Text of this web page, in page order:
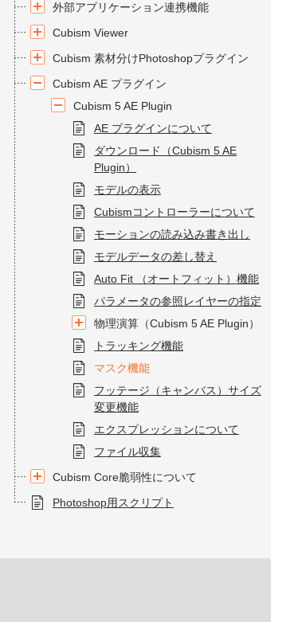
外部アプリケーション連携機能
Cubism Viewer
Cubism 素材分けPhotoshopプラグイン
Cubism AE プラグイン
Cubism 5 AE Plugin
AE プラグインについて
ダウンロード（Cubism 5 AE
Plugin）
モデルの表示
Cubismコントローラーについて
モーションの読み込み書き出し
モデルデータの差し替え
Auto Fit （オートフィット）機能
パラメータの参照レイヤーの指定
物理演算（Cubism 5 AE Plugin）
トラッキング機能
マスク機能
フッテージ（キャンバス）サイズ
変更機能
エクスプレッションについて
ファイル収集
Cubism Core脆弱性について
Photoshop用スクリプト